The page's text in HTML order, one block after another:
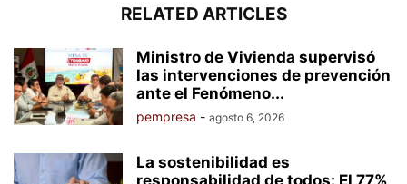
RELATED ARTICLES
Ministro de Vivienda supervisó
las intervenciones de prevención
ante el Fenómeno...
pempresa - agosto 6, 2026
La sostenibilidad es